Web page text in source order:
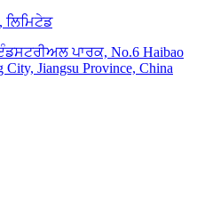
ਪਾਰਕ, ​​No.6 Haibao
Jiangsu Province, China